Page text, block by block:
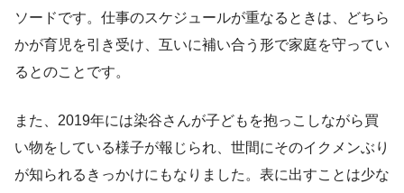
ソードです。仕事のスケジュールが重なるときは、どちら
かが育児を引き受け、互いに補い合う形で家庭を守ってい
るとのことです。
また、2019年には染谷さんが子どもを抱っこしながら買
い物をしている様子が報じられ、世間にそのイクメンぶり
が知られるきっかけにもなりました。表に出すことは少な